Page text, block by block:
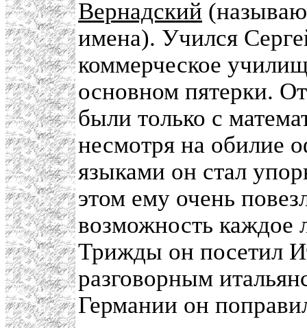
Вернадский
имена). Учился
коммерческое
основном пятерки.
были только с
несмотря на обилие
языками он стал
этом ему очень
возможность каждое
Трижды он посетил
разговорным
Германии он